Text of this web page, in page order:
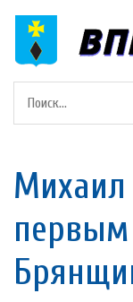
Михаил
первым